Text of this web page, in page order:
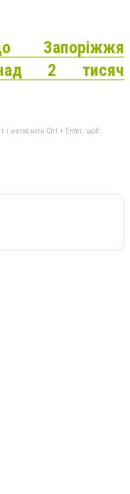
Запоріжжя
2 тисяч
і натисніть Ctrl + Enter, щоб